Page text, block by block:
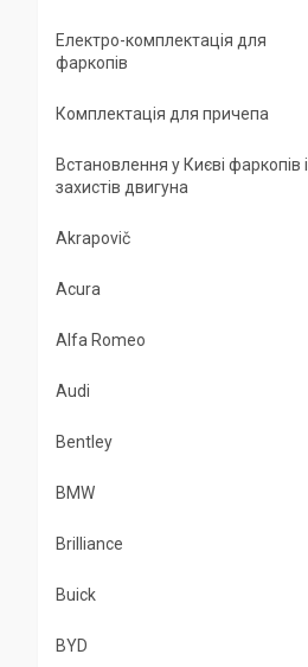
Електро-комплектація для
фаркопів
Комплектація для причепа
Встановлення у Києві фаркопів і
захистів двигуна
Akrapovič
Acura
Alfa Romeo
Audi
Bentley
BMW
Brilliance
Buick
BYD